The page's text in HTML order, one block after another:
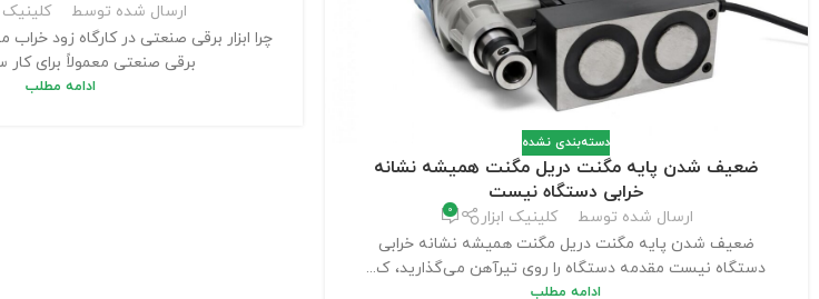
دسته‌بندی نشده
ضعیف شدن پایه مگنت دریل مگنت همیشه نشانه
خرابی دستگاه نیست
ارسال شده توسط کلینیک ابزار 0
ضعیف شدن پایه مگنت دریل مگنت همیشه نشانه خرابی
دستگاه نیست مقدمه دستگاه را روی تیرآهن می‌گذارید، ک...
ادامه مطلب
ارسال شده توسط کلینیک
چرا ابزار برقی صنعتی در کارگاه زود
برقی صنعتی معمولاً برای
ادامه مطلب